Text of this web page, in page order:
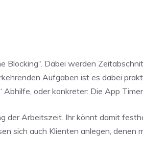
Dabei werden
Aufgaben ist es dabei
oder konkreter: Die App
der Arbeitszeit. Ihr könnt damit
sich auch Klienten anlegen, denen